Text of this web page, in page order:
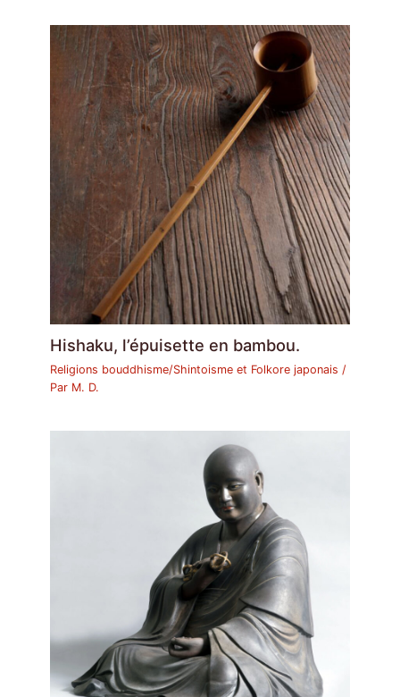
Hishaku, l’épuisette en bambou.
Religions bouddhisme/Shintoisme et Folkore japonais /
Par M. D.